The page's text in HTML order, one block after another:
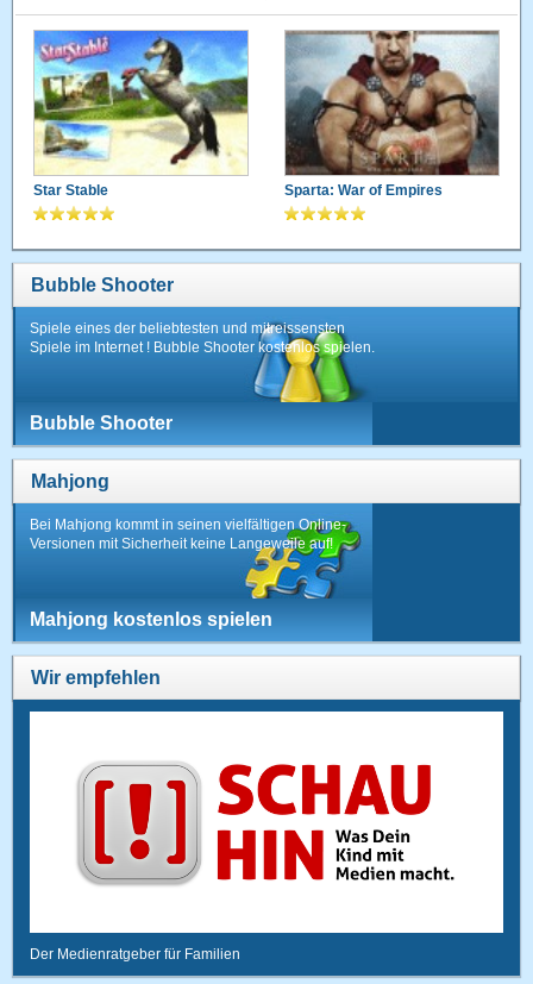
Star Stable Sparta: War of Empires
Bubble Shooter
Spiele eines der beliebtesten und mitreissensten
Spiele im Internet ! Bubble Shooter kostenlos spielen.
Bubble Shooter
Mahjong
Bei Mahjong kommt in seinen vielfältigen Online-
Versionen mit Sicherheit keine Langeweile auf!
Mahjong kostenlos spielen
Wir empfehlen
Der Medienratgeber für Familien